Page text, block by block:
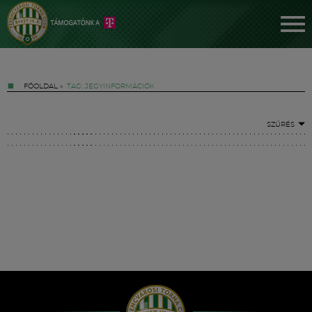
FŐOLDAL » TAG: JEGYINFORMÁCIÓK
SZŰRÉS
Hírek